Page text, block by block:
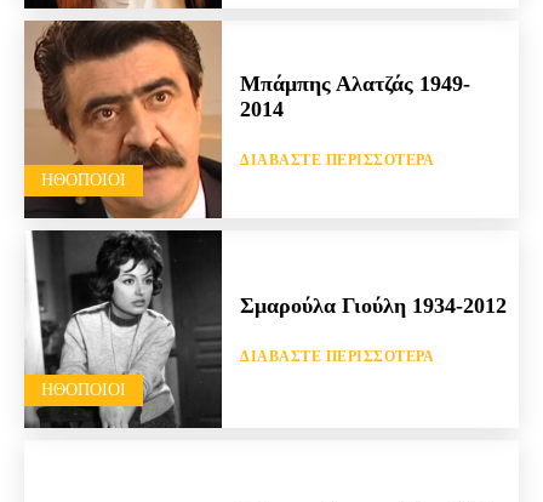
HΘΟΠΟΙΟΊ
Μπάμπης Αλατζάς 1949-
2014
ΔΙΑΒΆΣΤΕ ΠΕΡΙΣΣΌΤΕΡΑ
HΘΟΠΟΙΟΊ
Σμαρούλα Γιούλη 1934-2012
ΔΙΑΒΆΣΤΕ ΠΕΡΙΣΣΌΤΕΡΑ